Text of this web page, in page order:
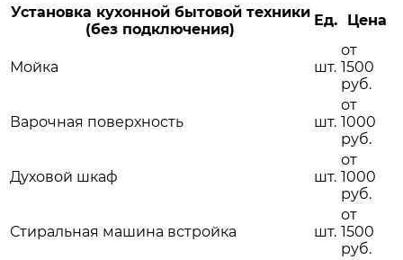
Установка кухонной бытовой техники
(без подключения)
Ед. Цена
Мойка шт.
от
1500
руб.
Варочная поверхность шт.
от
1000
руб.
Духовой шкаф шт.
от
1000
руб.
Стиральная машина встройка шт.
от
1500
руб.